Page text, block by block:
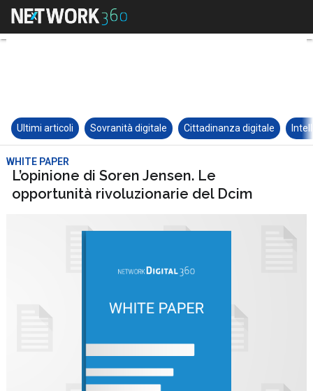
Ultimi articoli Sovranità digitale Cittadinanza digitale
WHITE PAPER
L’opinione di Soren Jensen. Le
opportunità rivoluzionarie del Dcim